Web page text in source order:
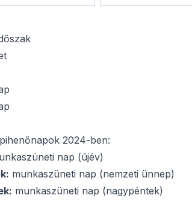
2024-ben:
nap (újév)
munkaszüneti nap (nemzeti ünnep)
munkaszüneti nap (nagypéntek)